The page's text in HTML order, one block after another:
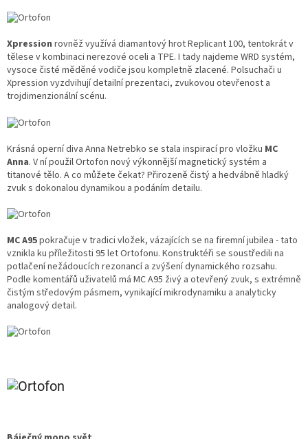
Xpression rovněž využívá diamantový hrot Replicant 100, tentokrát v
tělese v kombinaci nerezové oceli a TPE. I tady najdeme WRD systém,
vysoce čisté měděné vodiče jsou kompletně zlacené. Polsuchači u
Xpression vyzdvihují detailní prezentaci, zvukovou otevřenost a
trojdimenzionální scénu.
Krásná operní diva Anna Netrebko se stala inspirací pro vložku MC
Anna. V ní použil Ortofon nový výkonnější magnetický systém a
titanové tělo. A co můžete čekat? Přirozeně čistý a hedvábně hladký
zvuk s dokonalou dynamikou a podáním detailu.
MC A95pokračuje v tradici vložek, vázajících se na firemní jubilea - tato
vznikla ku příležitosti 95 let Ortofonu. Konstruktéři se soustředili na
potlačení nežádoucích rezonancí a zvýšení dynamického rozsahu.
Podle komentářů uživatelů má MC A95 živý a otevřený zvuk, s extrémně
čistým středovým pásmem, vynikající mikrodynamiku a analyticky
analogový detail.